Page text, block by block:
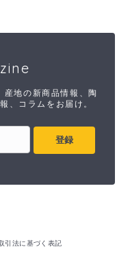
産地の新商品情報、陶
、コラムをお届け。
登録
引法に基づく表記